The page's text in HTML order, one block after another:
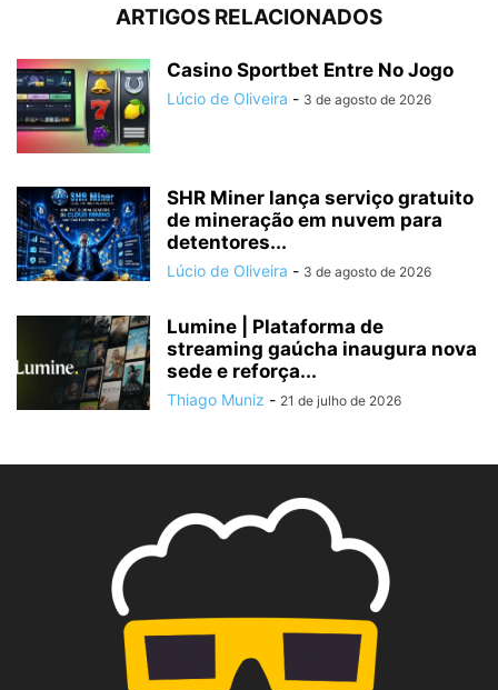
ARTIGOS RELACIONADOS
Casino Sportbet Entre No Jogo
Lúcio de Oliveira - 3 de agosto de 2026
SHR Miner lança serviço gratuito
de mineração em nuvem para
detentores...
Lúcio de Oliveira - 3 de agosto de 2026
Lumine | Plataforma de
streaming gaúcha inaugura nova
sede e reforça...
Thiago Muniz - 21 de julho de 2026